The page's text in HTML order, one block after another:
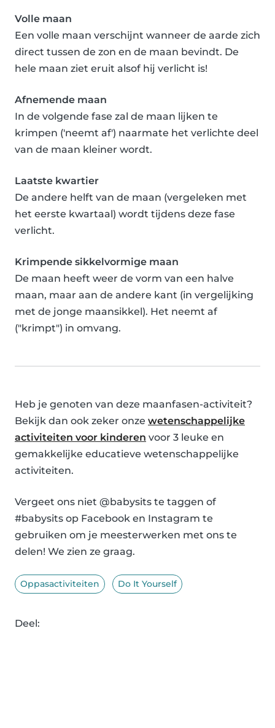
Volle maan
Een volle maan verschijnt wanneer de aarde zich
direct tussen de zon en de maan bevindt. De
hele maan ziet eruit alsof hij verlicht is!
Afnemende maan
In de volgende fase zal de maan lijken te
krimpen ('neemt af') naarmate het verlichte deel
van de maan kleiner wordt.
Laatste kwartier
De andere helft van de maan (vergeleken met
het eerste kwartaal) wordt tijdens deze fase
verlicht.
Krimpende sikkelvormige maan
De maan heeft weer de vorm van een halve
maan, maar aan de andere kant (in vergelijking
met de jonge maansikkel). Het neemt af
("krimpt") in omvang.
Heb je genoten van deze maanfasen-activiteit?
Bekijk dan ook zeker onze wetenschappelijke
activiteiten voor kinderen voor 3 leuke en
gemakkelijke educatieve wetenschappelijke
activiteiten.
Vergeet ons niet @babysits te taggen of
#babysits op Facebook en Instagram te
gebruiken om je meesterwerken met ons te
delen! We zien ze graag.
Oppasactiviteiten Do It Yourself
Deel: